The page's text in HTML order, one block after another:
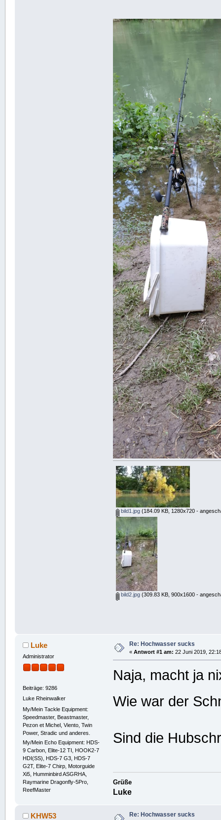
bild1.jpg(184.09 KB, 1280x720 -
bild2.jpg(309.83 KB, 900x1600 -
Luke
Administrator
Beiträge: 9286
Luke Rheinwalker
My/Mein Tackle Equipment:
Speedmaster, Beastmaster,
Pezon et Michel, Viento, Twin
Power, Stradic und anderes.
My/Mein Echo Equipment: HDS-
9 Carbon, Elite-12 TI, HOOK2-7
HDI(SS), HDS-7 G3, HDS-7
G2T, Elite-7 Chirp, Motorguide
Xi5, Humminbird ASGRHA,
Raymarine Dragonfly-5Pro,
ReefMaster
Re: Hochwasser sucks
« Antwort #1 am: 22 Juni 2019,
Naja, macht ja
Wie war der
Sind die
Grüße
Luke
KHW53 Re: Hochwasser sucks